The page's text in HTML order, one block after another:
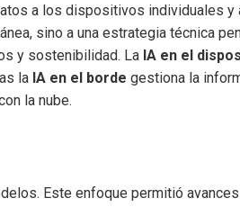
a los dispositivos individuales y
sino a una estrategia técnica
y sostenibilidad. La IA en el
la IA en el borde gestiona la
la nube.
Este enfoque permitió